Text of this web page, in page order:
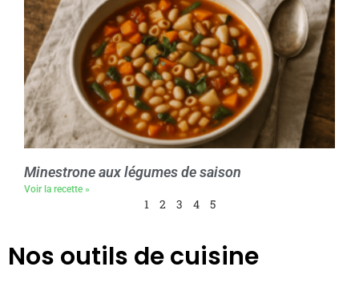
Minestrone aux légumes de saison
Voir la recette »
1 2 3 4 5
Nos outils de cuisine